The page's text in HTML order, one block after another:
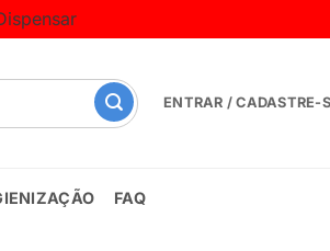
ENTRAR / CADASTRE-
FAQ